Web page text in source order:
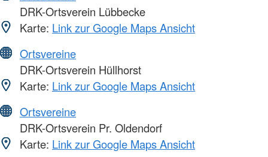
DRK-Ortsverein Lübbecke
Karte: Link zur Google Maps Ansicht
Ortsvereine
DRK-Ortsverein Hüllhorst
Karte: Link zur Google Maps Ansicht
Ortsvereine
DRK-Ortsverein Pr. Oldendorf
Karte: Link zur Google Maps Ansicht